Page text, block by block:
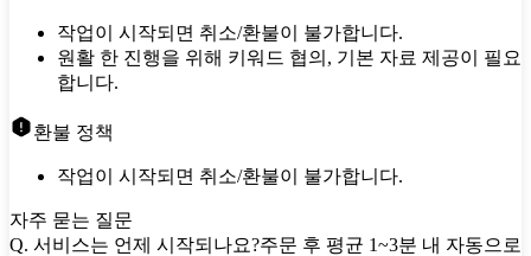
작업이 시작되면 취소/환불이 불가합니다.
원활 한 진행을 위해 키워드 협의, 기본 자료 제공이 필요
합니다.
환불 정책
작업이 시작되면 취소/환불이 불가합니다.
자주 묻는 질문
Q. 서비스는 언제 시작되나요?주문 후 평균 1~3분 내 자동으로